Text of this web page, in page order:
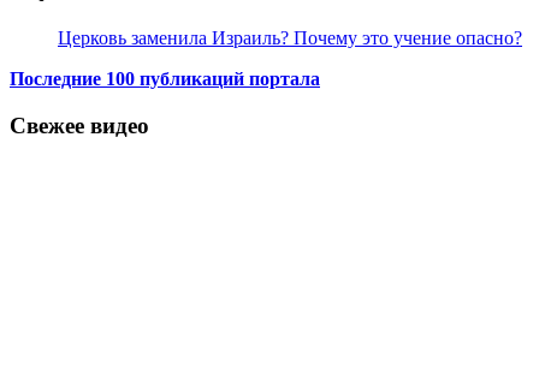
Церковь заменила Израиль? Почему это учение опасно?
Последние 100 публикаций портала
Свежее видео